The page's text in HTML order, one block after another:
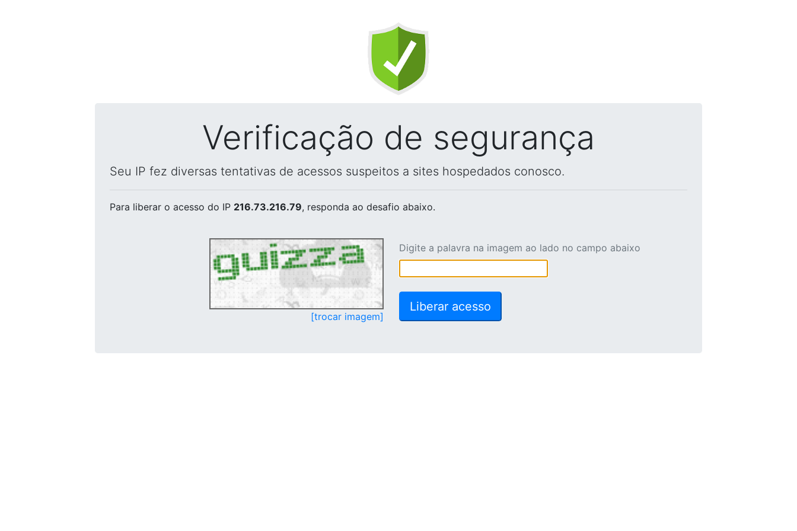
Verificação de segurança
Seu IP fez diversas tentativas de acessos suspeitos a sites hospedados conosco.
Para liberar o acesso do IP 216.73.216.79, responda ao desafio abaixo.
[trocar imagem]
Digite a palavra na imagem ao lado no campo abaixo